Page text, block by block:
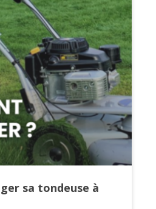
sa tondeuse à